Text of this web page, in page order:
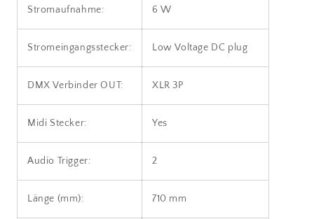
Stromaufnahme: 6 W
Stromeingangsstecker: Low Voltage DC plug
DMX Verbinder OUT: XLR 3P
Midi Stecker: Yes
Audio Trigger: 2
Länge (mm): 710 mm